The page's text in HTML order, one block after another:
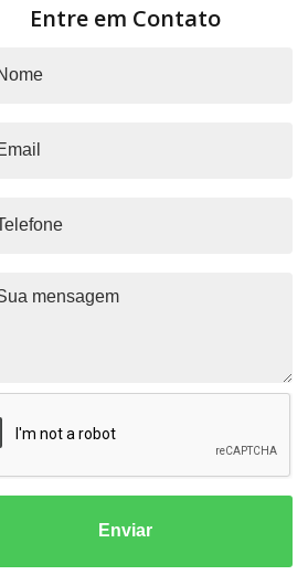
Entre em Contato
Enviar